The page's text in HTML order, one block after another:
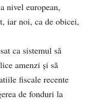
nivel european,
iar noi, ca de obicei,
ca sistemul să
amenzi și să
fiscale recente
de fonduri la